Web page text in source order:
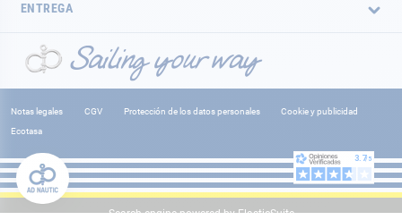
ENTREGA
Notas legales CGV Protección de los datos personales
Cookie y publicidad
Ecotasa
Search engine powered byElasticSuite